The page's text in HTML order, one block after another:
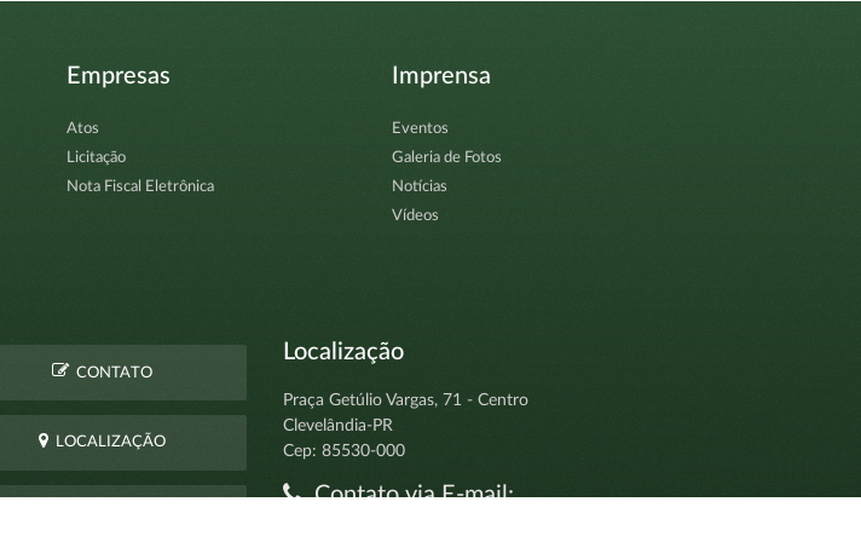
Empresas
Atos
Licitação
Nota Fiscal Eletrônica
Imprensa
Eventos
Galeria de Fotos
Notícias
Vídeos
CONTATO
LOCALIZAÇÃO
Localização
Praça Getúlio Vargas, 71 - Centro
Clevelândia-PR
Cep: 85530-000
Contato via E-mail: